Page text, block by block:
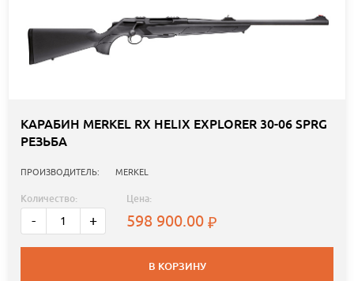
КАРАБИН MERKEL RX HELIX EXPLORER 30-06 SPRG
РЕЗЬБА
ПРОИЗВОДИТЕЛЬ: MERKEL
Количество:
- +
Цена:
598 900.00
В КОРЗИНУ